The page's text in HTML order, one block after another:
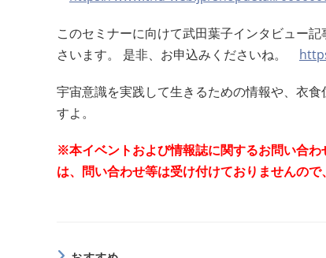
このセミナーに向けて武田葉子インタビュー
さいます。 是非、お申込みくださいね。
宇宙意識を実践して生きるための情報や、衣
すよ。
※本イベントおよび情報誌に関するお問い合
は、問い合わせ等は受け付けておりませんので